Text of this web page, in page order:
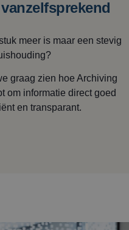
meer is maar een stevig
graag zien hoe Archiving
om informatie direct goed
en transparant.